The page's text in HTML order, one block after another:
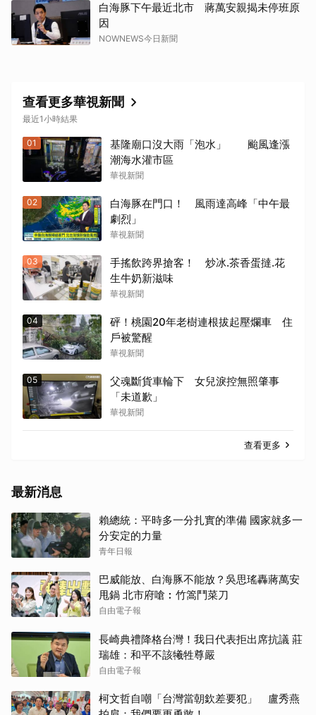
白海豚下午最近北市 蔣萬安親揭未停班原
因
NOWNEWS今日新聞
查看更多華視新聞
最近1小時結果
01
基隆廟口沒大雨「泡水」 颱風逢漲
潮海水灌市區
華視新聞
02
白海豚在門口！ 風雨達高峰「中午最
劇烈」
華視新聞
03
手搖飲跨界搶客！ 炒冰.茶香蛋撻.花
生牛奶新滋味
華視新聞
04
砰！桃園20年老樹連根拔起壓爛車 住
戶被驚醒
華視新聞
05
父魂斷貨車輪下 女兒淚控無照肇事
「未道歉」
華視新聞
查看更多
最新消息
賴總統：平時多一分扎實的準備 國家就多一
分安定的力量
青年日報
巴威能放、白海豚不能放？吳思瑤轟蔣萬安
甩鍋 北市府嗆︰竹篙鬥菜刀
自由電子報
長崎典禮降格台灣！我日代表拒出席抗議 莊
瑞雄：和平不該犧牲尊嚴
自由電子報
柯文哲自嘲「台灣當朝欽差要犯」 盧秀燕
取消